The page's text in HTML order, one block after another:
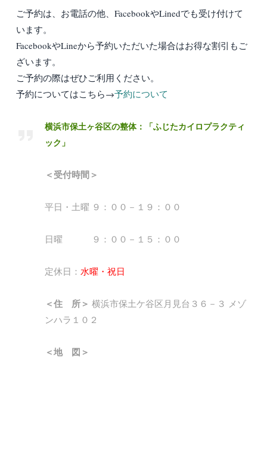
ご予約は、お電話の他、FacebookやLinedでも受け付けて
います。
FacebookやLineから予約いただいた場合はお得な割引もご
ざいます。
ご予約の際はぜひご利用ください。
予約についてはこちら→予約について
横浜市保土ヶ谷区の整体：「ふじたカイロプラクティ
ック」
＜受付時間＞
平日・土曜 ９：００－１９：００
日曜 ９：００－１５：００
定休日： 水曜・祝日
＜住 所＞ 横浜市保土ケ谷区月見台３６－３ メゾ
ンハラ１０２
＜地 図＞